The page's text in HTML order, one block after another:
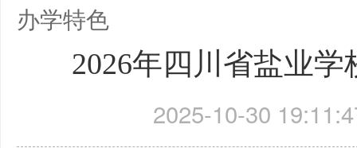
办学特色
2026年四川省盐业
2025-10-30